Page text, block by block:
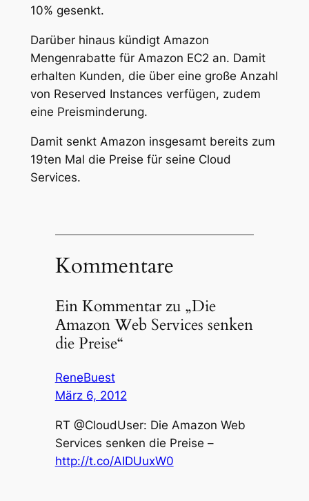
10% gesenkt.
Darüber hinaus kündigt Amazon
Mengenrabatte für Amazon EC2 an. Damit
erhalten Kunden, die über eine große Anzahl
von Reserved Instances verfügen, zudem
eine Preisminderung.
Damit senkt Amazon insgesamt bereits zum
19ten Mal die Preise für seine Cloud
Services.
Kommentare
Ein Kommentar zu „Die
Amazon Web Services senken
die Preise“
ReneBuest
März 6, 2012
RT @CloudUser: Die Amazon Web
Services senken die Preise –
http://t.co/AIDUuxW0